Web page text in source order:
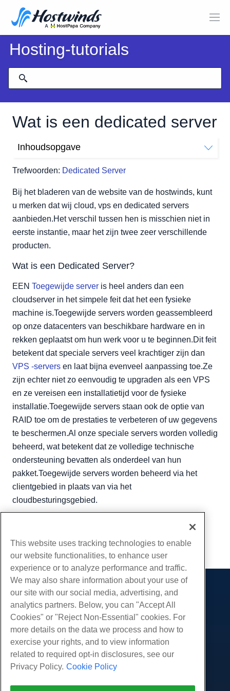
Hosting-tutorials
Wat is een dedicated server
Trefwoorden: Dedicated Server
Inhoudsopgave
Bij het bladeren van de website van de hostwinds, kunt
u merken dat wij cloud, vps en dedicated servers
aanbieden.Het verschil tussen hen is misschien niet in
eerste instantie, maar het zijn twee zeer verschillende
producten.
Wat is een Dedicated Server?
EEN Toegewijde server is heel anders dan een
cloudserver in het simpele feit dat het een fysieke
machine is.Toegewijde servers worden geassembleerd
op onze datacenters van beschikbare hardware en in
rekken geplaatst om hun werk voor u te beginnen.Dit feit
betekent dat speciale servers veel krachtiger zijn dan
VPS -servers en laat bijna evenveel aanpassing toe.Ze
zijn echter niet zo eenvoudig te upgraden als een VPS
en ze vereisen een installatietijd voor de fysieke
installatie.Toegewijde servers staan ook de optie van
RAID toe om de prestaties te verbeteren of uw gegevens
te beschermen.Al onze speciale servers worden volledig
beheerd, wat betekent dat ze volledige technische
ondersteuning bevatten als onderdeel van hun
pakket.Toegewijde servers worden beheerd via het
clientgebied in plaats van via het
cloudbesturingsgebied.
Kopiëren URL
Producten
Web hosting
Zakelijke hosting
White Label-wederverkoper
Beheerde Linux VPS
Diensten
Website-migraties
Gemeenschap
Productdocumentatie
Tutorials
Bedrijf
Over ons
Neem contact op
This website uses tracking technologies to enable
our website functionalities, to enhance user
experience or to analyze performance and traffic.
We may also share information about your use of
our site with our social media, advertising, and
analytics partners. Below, you can "Accept All
Cookies" or "Reject Non-Essential" cookies. For
more details on the data we process and how to
exercise your rights, and to view information
related to required opt-in disclosures, see our
Privacy Policy. Cookie Policy